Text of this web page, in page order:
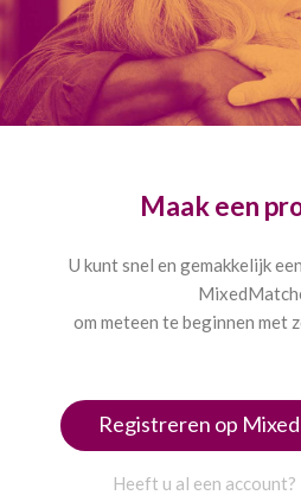
Maak een
U kunt snel en gemakkelijk
om meteen te beginnen met
Registreren op
Heeft u al een account?